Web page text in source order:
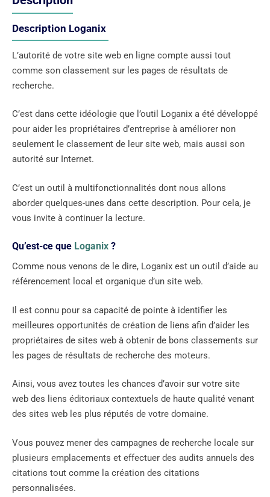
Description Loganix
L’autorité de votre site web en ligne compte aussi tout
comme son classement sur les pages de résultats de
recherche.
C’est dans cette idéologie que l’outil Loganix a été développé
pour aider les propriétaires d’entreprise à améliorer non
seulement le classement de leur site web, mais aussi son
autorité sur Internet.
C’est un outil à multifonctionnalités dont nous allons
aborder quelques-unes dans cette description. Pour cela, je
vous invite à continuer la lecture.
Qu’est-ce que Loganix ?
Comme nous venons de le dire, Loganix est un outil d’aide au
référencement local et organique d’un site web.
Il est connu pour sa capacité de pointe à identifier les
meilleures opportunités de création de liens afin d’aider les
propriétaires de sites web à obtenir de bons classements sur
les pages de résultats de recherche des moteurs.
Ainsi, vous avez toutes les chances d’avoir sur votre site
web des liens éditoriaux contextuels de haute qualité venant
des sites web les plus réputés de votre domaine.
Vous pouvez mener des campagnes de recherche locale sur
plusieurs emplacements et effectuer des audits annuels des
citations tout comme la création des citations
personnalisées.